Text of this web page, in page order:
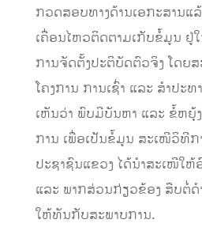
ກວດສອບທາງດ້ານເອກະສານແ
ເຄື່ອນໄຫວຕິດຕາມເກັບຂໍ່້ມູນ ຢູ່
ການຈັດຕັ້ງປະຕິບັດຕົວຈິງ ໂດຍສ
ໂຄງການ ການເຊົ່າ ແລະ ສຳປະ
ເຫັນວ່າ ພົບມີບັນຫາ ແລະ ຂໍ້ຫຍຸ້
ການ ເພື່ອເປັນຂໍ້ມູນ ສະເໜີວິທີກ
ປະຊາຊົນແຂວງ ໄດ້ນໍາສະເໜີໃຫ້
ແລະ ພາກສ່ວນກ່ຽວຂ້ອງ ສືບຕໍ່ດ
ໃຫ້ທັນກັບສະພາບການ.